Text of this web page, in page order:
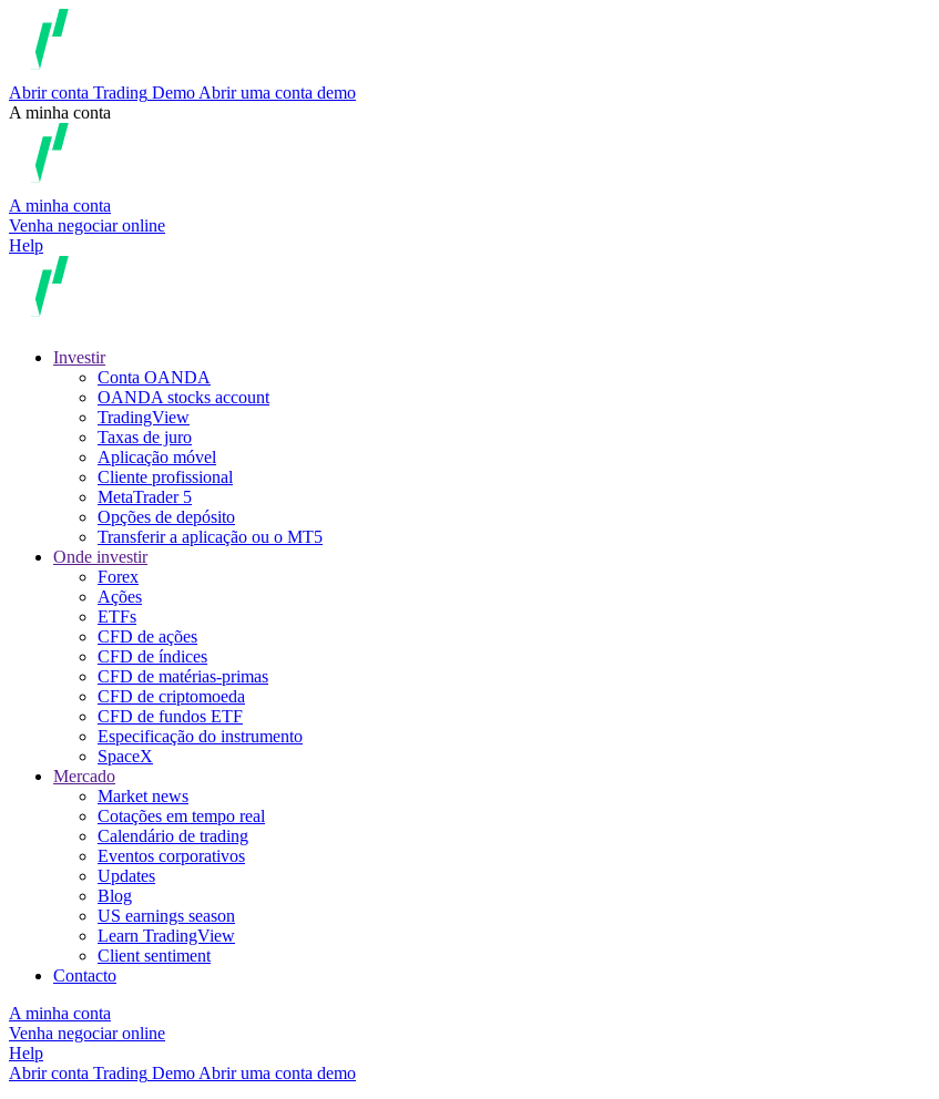
Abrir conta Trading Demo Abrir uma conta demo
A minha conta
A minha conta
Venha negociar online
Help
Investir
Conta OANDA
OANDA stocks account
TradingView
Taxas de juro
Aplicação móvel
Cliente profissional
MetaTrader 5
Opções de depósito
Transferir a aplicação ou o MT5
Onde investir
Forex
Ações
ETFs
CFD de ações
CFD de índices
CFD de matérias-primas
CFD de criptomoeda
CFD de fundos ETF
Especificação do instrumento
SpaceX
Mercado
Market news
Cotações em tempo real
Calendário de trading
Eventos corporativos
Updates
Blog
US earnings season
Learn TradingView
Client sentiment
Contacto
A minha conta
Venha negociar online
Help
Abrir conta Trading Demo Abrir uma conta demo